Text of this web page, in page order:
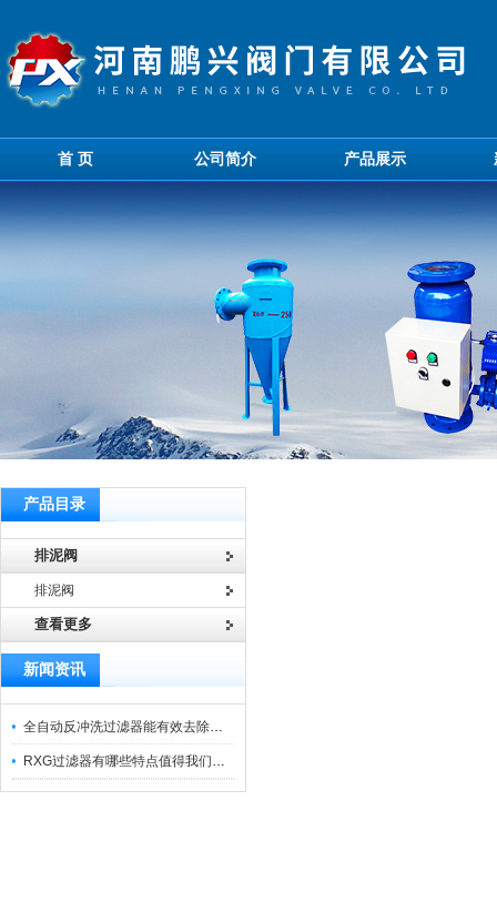
首 页 公司简介 产品展示
产品目录
排泥阀
排泥阀
查看更多
新闻资讯
全自动反冲洗过滤器能有效去除过滤介质上的杂质
RXG过滤器有哪些特点值得我们选择？